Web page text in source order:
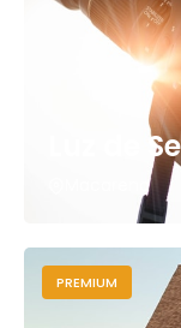
Luz de
Macarena
PREMIUM